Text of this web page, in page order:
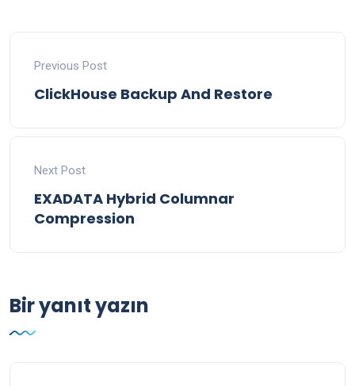
Previous Post
ClickHouse Backup And Restore
Next Post
EXADATA Hybrid Columnar
Compression
Bir yanıt yazın